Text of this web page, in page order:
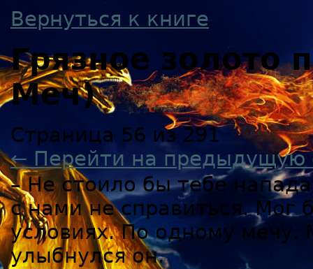
Вернуться к книге
Грязное
Меч)
Страница 56 из 291
← Перейти на предыдущую
– Не стоило бы тебе
с нами не справиться. Мог
условиях. По одному
улыбнулся он.